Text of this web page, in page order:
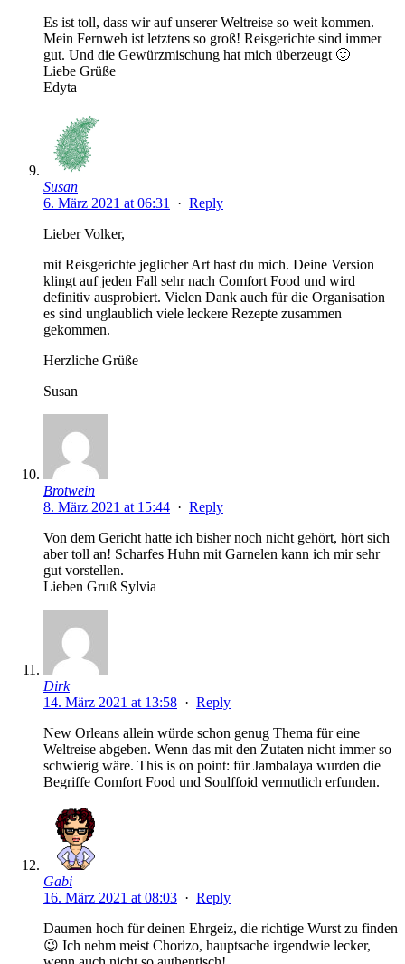
Es ist toll, dass wir auf unserer Weltreise so weit kommen.
Mein Fernweh ist letztens so groß! Reisgerichte sind immer
gut. Und die Gewürzmischung hat mich überzeugt 🙂
Liebe Grüße
Edyta
Susan
6. März 2021 at 06:31
· Reply
Lieber Volker,
mit Reisgerichte jeglicher Art hast du mich. Deine Version
klingt auf jeden Fall sehr nach Comfort Food und wird
definitiv ausprobiert. Vielen Dank auch für die Organisation
es sind unglaublich viele leckere Rezepte zusammen
gekommen.
Herzliche Grüße
Susan
Brotwein
8. März 2021 at 15:44 · Reply
Von dem Gericht hatte ich bisher noch nicht gehört, hört sich
aber toll an! Scharfes Huhn mit Garnelen kann ich mir sehr
gut vorstellen.
Lieben Gruß Sylvia
Dirk
14. März 2021 at 13:58 · Reply
New Orleans allein würde schon genug Thema für eine
Weltreise abgeben. Wenn das mit den Zutaten nicht immer so
schwierig wäre. This is on point: für Jambalaya wurden die
Begriffe Comfort Food und Soulffoid vermutlich erfunden.
Gabi
16. März 2021 at 08:03 · Reply
Daumen hoch für deinen Ehrgeiz, die richtige Wurst zu finden
😉 Ich nehm meist Chorizo, hauptsache irgendwie lecker,